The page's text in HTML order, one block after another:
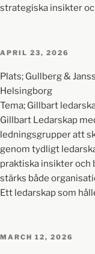
strategiska insikter
APRIL 23, 2026
Plats; Gullberg &
Helsingborg
Tema; Gillbart
Gillbart Ledarskap
ledningsgrupper att
genom tydligt
praktiska insikter och
stärks både
Ett ledarskap som
MARCH 12, 2026